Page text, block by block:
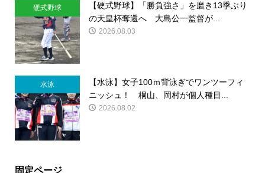
硬式野球
【硬式野球】「勝負強さ」を磨き13季ぶり
の天皇杯奪還へ 大島公一監督が...
2026.08.03
水泳
【水泳】女子100ｍ背泳ぎでワンツーフィ
ニッシュ！ 桐山、岡村が個人種目...
2026.08.02
固定ページ